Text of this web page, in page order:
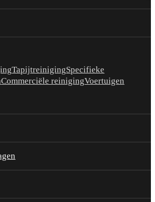
TapijtreinigingSpecifieke
Commerciële reinigingVoertuigen